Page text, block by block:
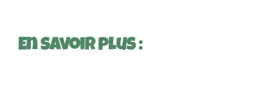
En savoir plus :